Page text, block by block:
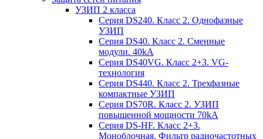
УЗИП 2 класса
Серия DS240. Класс 2. Однофазные
УЗИП
Серия DS40. Класс 2. Сменные
модули. 40kA
Серия DS40VG. Класс 2+3. VG-
технология
Серия DS440. Класс 2. Трехфазные
компактные УЗИП
Серия DS70R. Класс 2. УЗИП
повышенной мощности 70kA
Серия DS-HF. Класс 2+3.
Моноблочная. Фильтр радиочастотных